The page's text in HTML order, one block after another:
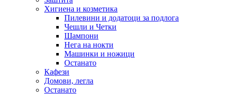
Хигиена и козметика
Пилевини и додатоци за подлога
Чешли и Четки
Шампони
Нега на нокти
Машинки и ножици
Останато
Кафези
Домови, легла
Останато